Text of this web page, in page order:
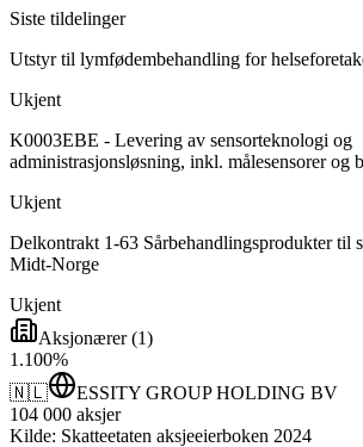
Siste tildelinger
Utstyr til lymfødembehandling for
Ukjent
K0003EBE - Levering av sensorteknologi og
administrasjonsløsning, inkl. målesensorer og
Ukjent
Delkontrakt 1-63 Sårbehandlingsprodukter til
Midt-Norge
Ukjent
Aksjonærer(1)
1 .100%
🇳🇱
ESSITY GROUP HOLDING BV
104 000 aksjer
Kilde: Skatteetaten aksjeeierboken 2024